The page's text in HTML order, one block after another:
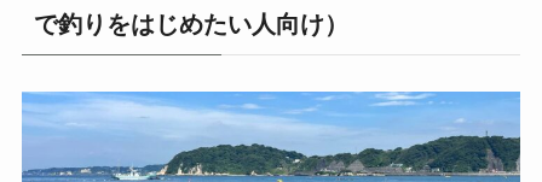
で釣りをはじめたい人向け）